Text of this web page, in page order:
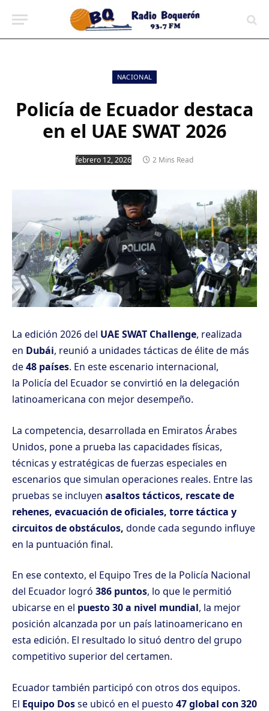
NACIONAL
Policía de Ecuador destaca
en el UAE SWAT 2026
febrero 12, 2026 2 Mins Read
La edición 2026 del UAE SWAT Challenge, realizada
en Dubái, reunió a unidades tácticas de élite de más
de48 países. En este escenario internacional,
la Policía del Ecuadorse convirtió en la delegación
latinoamericana con mejor desempeño.
La competencia, desarrollada en Emiratos Árabes
Unidos, pone a prueba las capacidades físicas,
técnicas y estratégicas de fuerzas especiales en
escenarios que simulan operaciones reales. Entre las
pruebas se incluyen asaltos tácticos, rescate de
rehenes, evacuación de oficiales, torre táctica y
circuitos de obstáculos, donde cada segundo influye
en la puntuación final.
En ese contexto, el Equipo Tres de la Policía Nacional
del Ecuador logró 386 puntos, lo que le permitió
ubicarse en el puesto 30 a nivel mundial, la mejor
posición alcanzada por un país latinoamericano en
esta edición. El resultado lo situó dentro del grupo
competitivo superior del certamen.
Ecuador también participó con otros dos equipos.
El Equipo Dosse ubicó en el puesto 47 global con 320